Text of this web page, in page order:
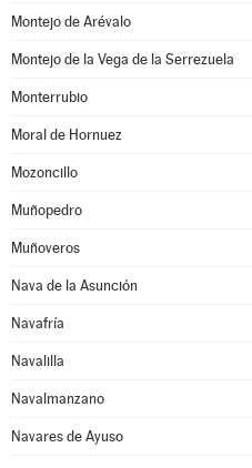
Montejo de Arévalo
Montejo de la Vega de la Serrezuela
Monterrubio
Moral de Hornuez
Mozoncillo
Muñopedro
Muñoveros
Nava de la Asunción
Navafría
Navalilla
Navalmanzano
Navares de Ayuso